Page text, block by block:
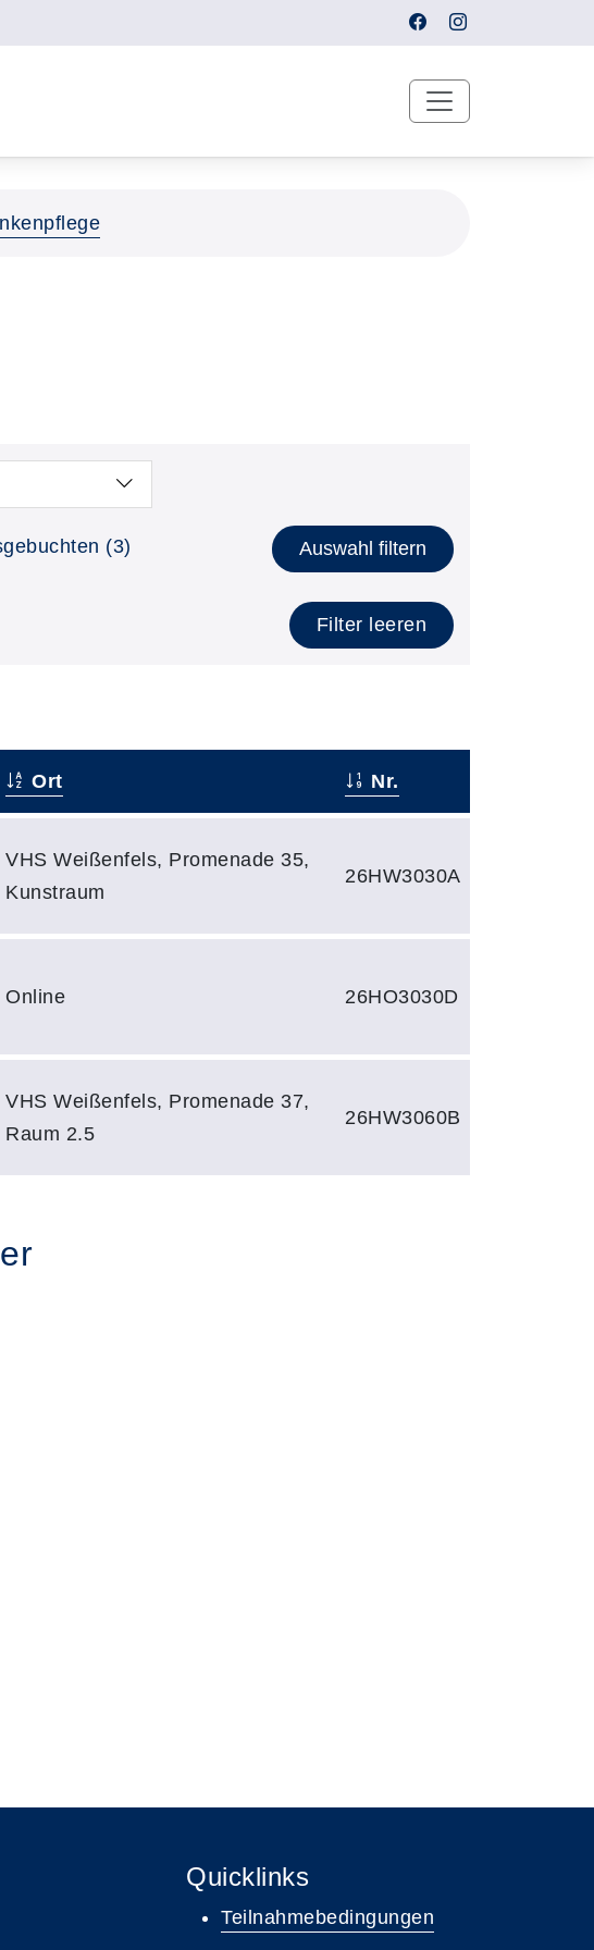
(3) Auswahl filtern
Filter leeren
Ort Nr.
VHS Weißenfels, Promenade 35,
Kunstraum
26HW3030A
Online 26HO3030D
VHS Weißenfels, Promenade 37,
Raum 2.5
26HW3060B
Quicklinks
Teilnahmebedingungen